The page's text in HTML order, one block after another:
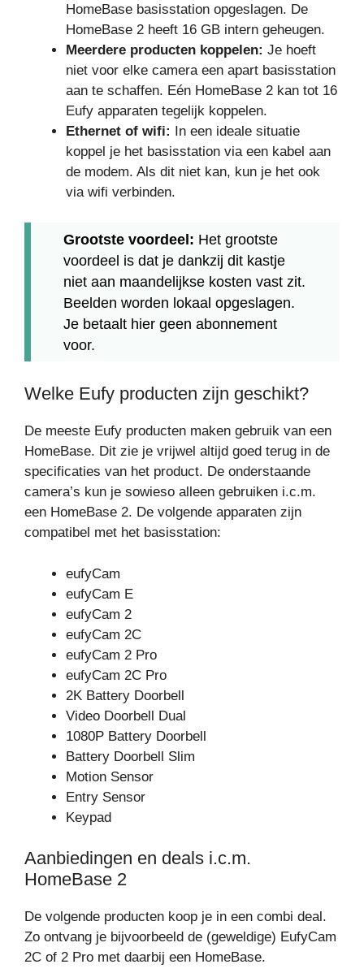
HomeBase basisstation opgeslagen. De
HomeBase 2 heeft 16 GB intern geheugen.
Meerdere producten koppelen: Je hoeft
niet voor elke camera een apart basisstation
aan te schaffen. Eén HomeBase 2 kan tot 16
Eufy apparaten tegelijk koppelen.
Ethernet of wifi: In een ideale situatie
koppel je het basisstation via een kabel aan
de modem. Als dit niet kan, kun je het ook
via wifi verbinden.
Grootste voordeel: Het grootste
voordeel is dat je dankzij dit kastje
niet aan maandelijkse kosten vast zit.
Beelden worden lokaal opgeslagen.
Je betaalt hier geen abonnement
voor.
Welke Eufy producten zijn geschikt?
De meeste Eufy producten maken gebruik van een
HomeBase. Dit zie je vrijwel altijd goed terug in de
specificaties van het product. De onderstaande
camera’s kun je sowieso alleen gebruiken i.c.m.
een HomeBase 2. De volgende apparaten zijn
compatibel met het basisstation:
eufyCam
eufyCam E
eufyCam 2
eufyCam 2C
eufyCam 2 Pro
eufyCam 2C Pro
2K Battery Doorbell
Video Doorbell Dual
1080P Battery Doorbell
Battery Doorbell Slim
Motion Sensor
Entry Sensor
Keypad
Aanbiedingen en deals i.c.m.
HomeBase 2
De volgende producten koop je in een combi deal.
Zo ontvang je bijvoorbeeld de (geweldige) EufyCam
2C of 2 Pro met daarbij een HomeBase.